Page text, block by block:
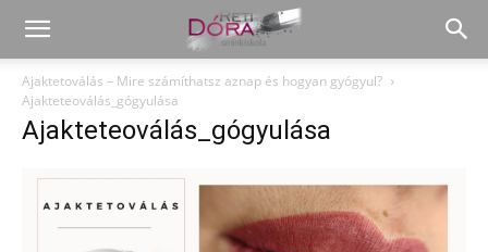
Ajaktetoválás – Mire számíthatsz aznap és hogyan gyógyul?
Ajakteteoválás_gógyulása
Ajakteteoválás_gógyulása